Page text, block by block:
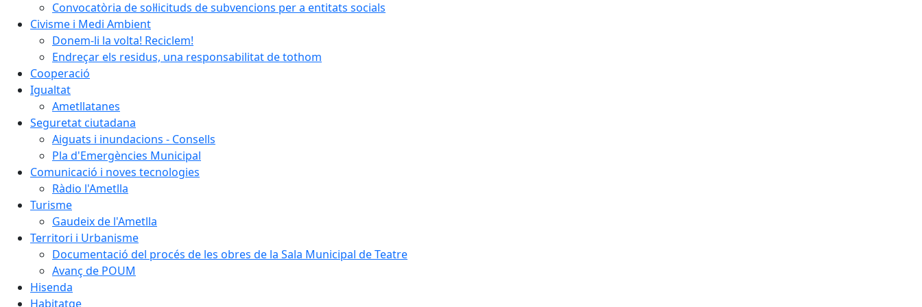
Convocatòria de sol·licituds de subvencions per a entitats socials
Civisme i Medi Ambient
Donem-li la volta! Reciclem!
Endreçar els residus, una responsabilitat de tothom
Cooperació
Igualtat
Ametllatanes
Seguretat ciutadana
Aiguats i inundacions - Consells
Pla d'Emergències Municipal
Comunicació i noves tecnologies
Ràdio l'Ametlla
Turisme
Gaudeix de l'Ametlla
Territori i Urbanisme
Documentació del procés de les obres de la Sala Municipal de Teatre
Avanç de POUM
Hisenda
Habitatge